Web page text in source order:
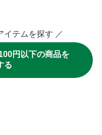
イテムを探す ／
円以下の商品を
る